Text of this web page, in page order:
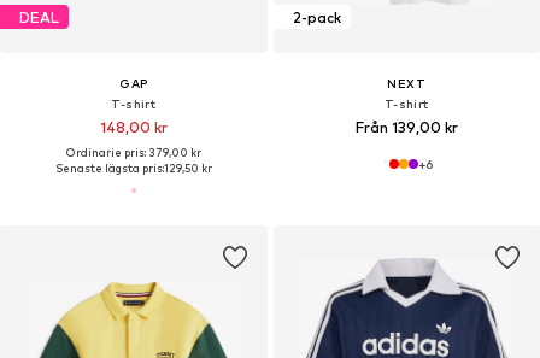
DEAL
GAP
T-shirt
148,00 kr
Ordinarie pris: 379,00 kr
Senaste lägsta pris:129,50 kr
2-pack
NEXT
T-shirt
Från 139,00 kr
+6